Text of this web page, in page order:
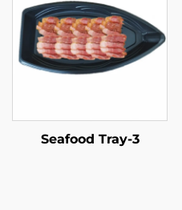
Seafood Tray-3